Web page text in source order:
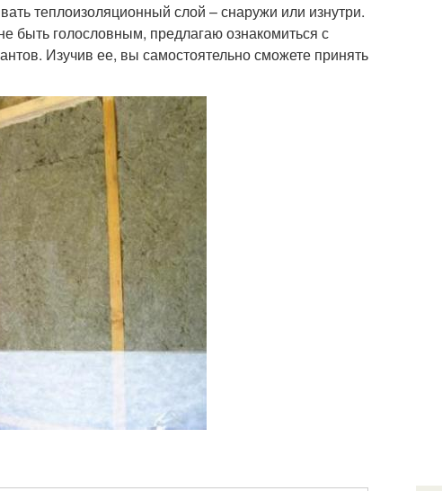
теплоизоляционный слой – снаружи или изнутри.
быть голословным, предлагаю ознакомиться с
Изучив ее, вы самостоятельно сможете принять